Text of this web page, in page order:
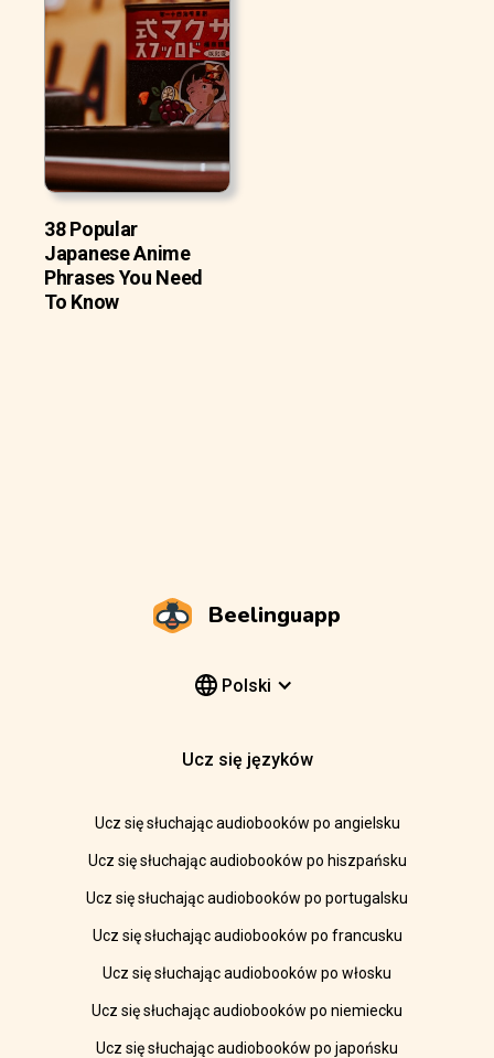
38 Popular
Japanese Anime
Phrases You Need
To Know
Beelinguapp
Polski
Ucz się języków
Ucz się słuchając audiobooków po angielsku
Ucz się słuchając audiobooków po hiszpańsku
Ucz się słuchając audiobooków po portugalsku
Ucz się słuchając audiobooków po francusku
Ucz się słuchając audiobooków po włosku
Ucz się słuchając audiobooków po niemiecku
Ucz się słuchając audiobooków po japońsku